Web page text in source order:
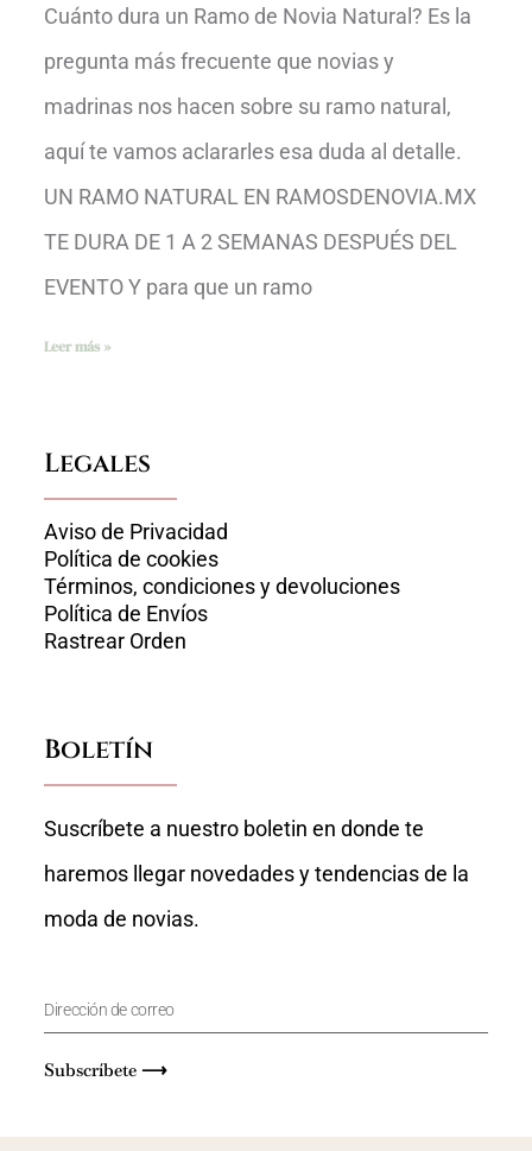
Cuánto dura un Ramo de Novia Natural? Es la
pregunta más frecuente que novias y
madrinas nos hacen sobre su ramo natural,
aquí te vamos aclararles esa duda al detalle.
UN RAMO NATURAL EN RAMOSDENOVIA.MX
TE DURA DE 1 A 2 SEMANAS DESPUÉS DEL
EVENTO Y para que un ramo
Leer más »
Legales
Aviso de Privacidad
Política de cookies
Términos, condiciones y devoluciones
Política de Envíos
Rastrear Orden
Boletín
Suscríbete a nuestro boletin en donde te
haremos llegar novedades y tendencias de la
moda de novias.
Subscríbete ⟶